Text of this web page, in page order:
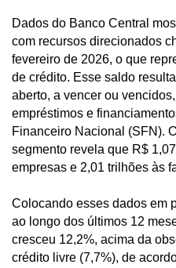
Dados do Banco Central
com recursos direcionados
fevereiro de 2026, o que
de crédito. Esse saldo
aberto, a vencer ou
empréstimos e
Financeiro Nacional (SFN).
segmento revela que R$
empresas e 2,01 trilhões às
Colocando esses dados em
ao longo dos últimos 12
cresceu 12,2%, acima da
crédito livre (7,7%), de